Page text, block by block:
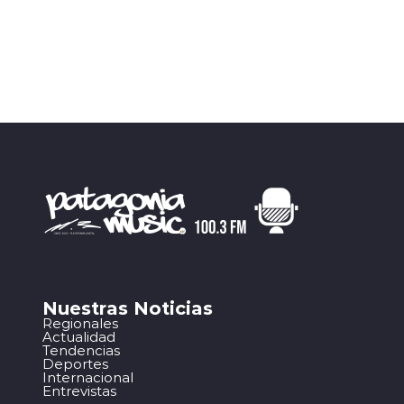
Nuestras Noticias
Regionales
Actualidad
Tendencias
Deportes
Internacional
Entrevistas